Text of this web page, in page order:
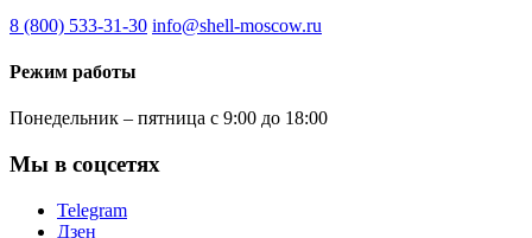
8 (800) 533-31-30 info@shell-moscow.ru
Режим работы
Понедельник – пятница с 9:00 до 18:00
Мы в соцсетях
Telegram
Дзен